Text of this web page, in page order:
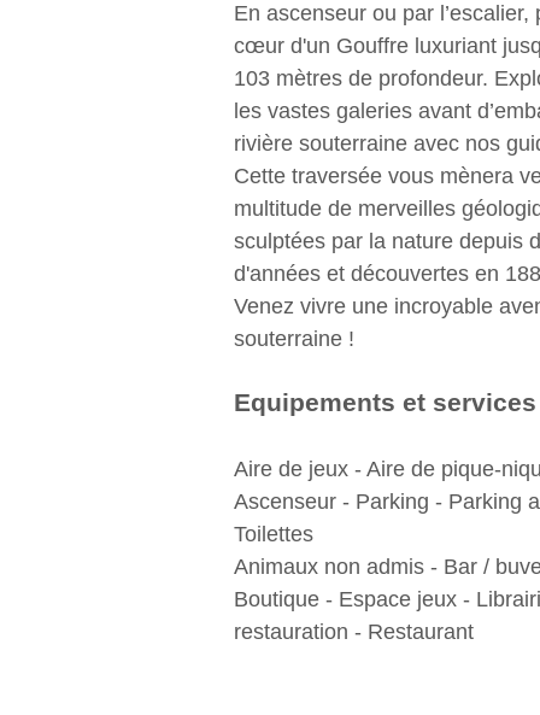
En ascenseur ou par l’escalier,
cœur d'un Gouffre luxuriant
103 mètres de profondeur.
les vastes galeries avant
rivière souterraine avec nos
Cette traversée vous mènera
multitude de merveilles
sculptées par la nature depuis
d'années et découvertes en
Venez vivre une incroyable
souterraine !
Equipements et services
Aire de jeux - Aire de pique-
Ascenseur - Parking - Parking
Toilettes
Animaux non admis - Bar /
Boutique - Espace jeux -
restauration - Restaurant